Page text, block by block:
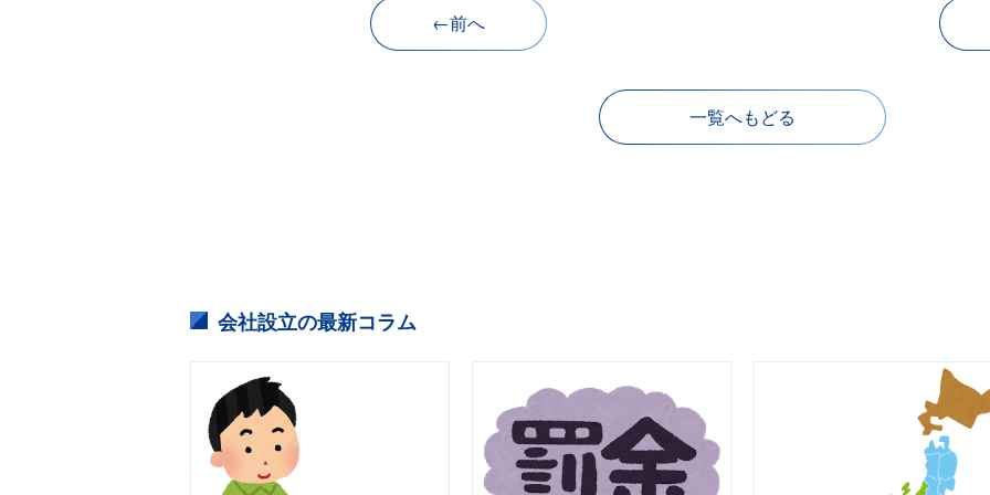
←前へ
一覧へもどる
会社設立の最新コラム